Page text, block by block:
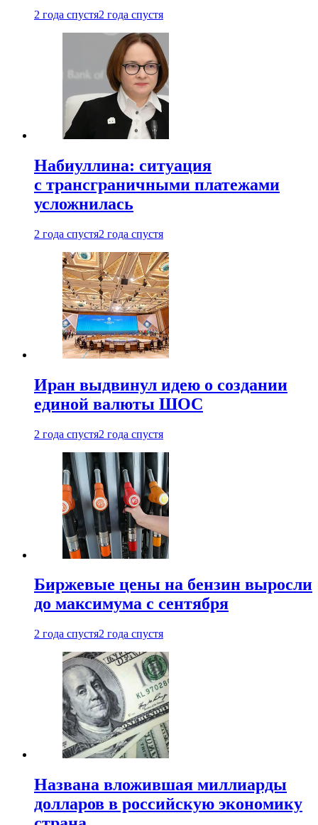
2 года спустя2 года спустя
Набиуллина: ситуация
с трансграничными платежами
усложнилась
2 года спустя2 года спустя
Иран выдвинул идею о создании
единой валюты ШОС
2 года спустя2 года спустя
Биржевые цены на бензин выросли
до максимума с сентября
2 года спустя2 года спустя
Названа вложившая миллиарды
долларов в российскую экономику